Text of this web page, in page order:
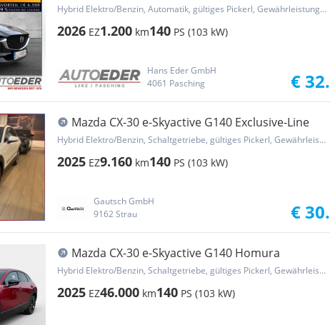
Aut.
Hybrid Elektro/Benzin, Automatik, gültiges Pickerl, Gewährleistung, Garantie
2026 EZ1.200 km140 PS (103 kW)
Hans Eder GmbH
4061 Pasching
€
Mazda CX-30 e-Skyactive G140 Exclusive-Line
Hybrid Elektro/Benzin, Schaltgetriebe, gültiges Pickerl, Gewährleistung, Garantie
2025 EZ9.160 km140 PS (103 kW)
Gautsch GmbH
9162 Strau
€
Mazda CX-30 e-Skyactive G140 Homura
Hybrid Elektro/Benzin, Schaltgetriebe, gültiges Pickerl, Gewährleistung, Garantie
2025 EZ46.000 km140 PS (103 kW)